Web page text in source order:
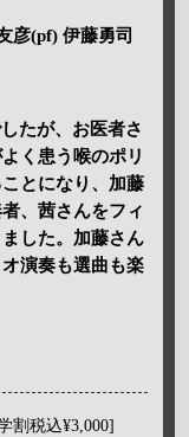
彦(pf) 伊藤勇司
たが、お医者さ
く患う喉のポリ
とになり、加藤
、茜さんをフィ
した。加藤さん
演奏も選曲も楽
割税込¥3,000]